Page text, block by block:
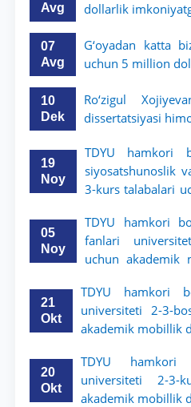
Avg
dollarlik
07
Avg
G‘oyadan katta
uchun 5 million
10
Dek
Ro‘zigul
dissertatsiyasi
19
Noy
TDYU hamkori
siyosatshunoslik
3-kurs talabalari
05
Noy
TDYU hamkori
fanlari
uchun akademik
21
Okt
TDYU hamkori
universiteti 2-3-
akademik mobillik
20
Okt
TDYU hamkori
universiteti 2-3-
akademik mobillik